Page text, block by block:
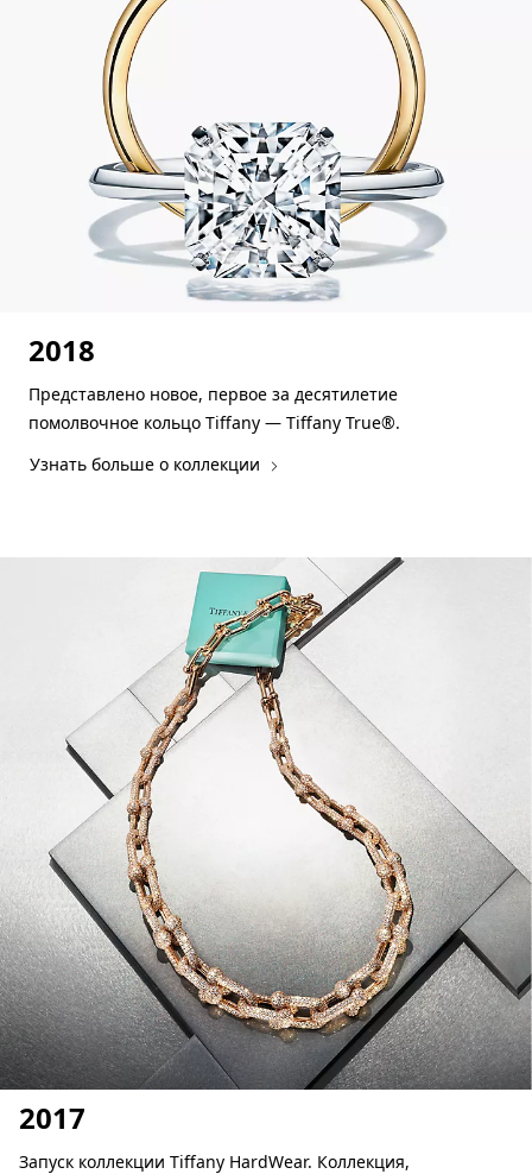
2018
Представлено новое, первое за десятилетие
помолвочное кольцо Tiffany — Tiffany True®.
Узнать больше о коллекции
2017
Запуск коллекции Tiffany HardWear. Коллекция,